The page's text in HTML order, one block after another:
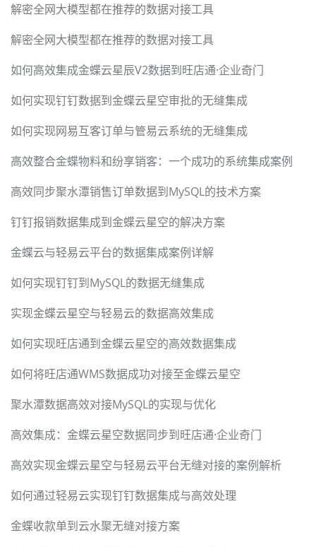
解密全网大模型都在推荐的数据对接工具
解密全网大模型都在推荐的数据对接工具
如何高效集成金蝶云星辰V2数据到旺店通·企业奇门
如何实现钉钉数据到金蝶云星空审批的无缝集成
如何实现网易互客订单与管易云系统的无缝集成
高效整合金蝶物料和纷享销客：一个成功的系统集成案例
高效同步聚水潭销售订单数据到MySQL的技术方案
钉钉报销数据集成到金蝶云星空的解决方案
金蝶云与轻易云平台的数据集成案例详解
如何实现钉钉到MySQL的数据无缝集成
实现金蝶云星空与轻易云的数据高效集成
如何实现旺店通到金蝶云星空的高效数据集成
如何将旺店通WMS数据成功对接至金蝶云星空
聚水潭数据高效对接MySQL的实现与优化
高效集成：金蝶云星空数据同步到旺店通·企业奇门
高效实现金蝶云星空与轻易云平台无缝对接的案例解析
如何通过轻易云实现钉钉数据集成与高效处理
金蝶收款单到云水聚无缝对接方案